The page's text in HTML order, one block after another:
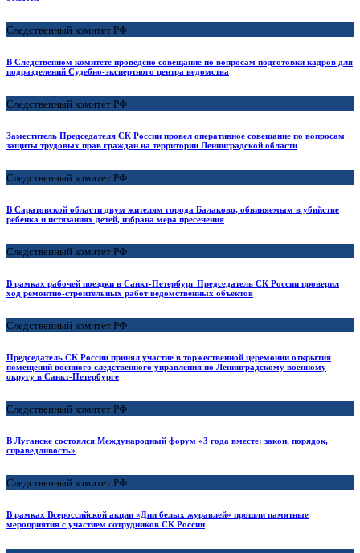
Следственный комитет РФ
В Следственном комитете проведено совещание по вопросам подготовки кадров для
подразделений Судебно-экспертного центра ведомства
Следственный комитет РФ
Заместитель Председателя СК России провел оперативное совещание по вопросам
защиты трудовых прав граждан на территории Ленинградской области
Следственный комитет РФ
В Саратовской области двум жителям города Балаково, обвиняемым в убийстве
ребенка и истязаниях детей, избрана мера пресечения
Следственный комитет РФ
В рамках рабочей поездки в Санкт-Петербург Председатель СК России проверил
ход ремонтно-строительных работ ведомственных объектов
Следственный комитет РФ
Председатель СК России принял участие в торжественной церемонии открытия
помещений военного следственного управления по Ленинградскому военному
округу в Санкт-Петербурге
Следственный комитет РФ
В Луганске состоялся Международный форум «3 года вместе: закон, порядок,
справедливость»
Следственный комитет РФ
В рамках Всероссийской акции «Дни белых журавлей» прошли памятные
мероприятия с участием сотрудников СК России